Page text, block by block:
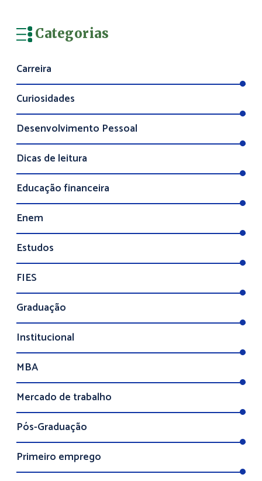
Categorias
Carreira
Curiosidades
Desenvolvimento Pessoal
Dicas de leitura
Educação financeira
Enem
Estudos
FIES
Graduação
Institucional
MBA
Mercado de trabalho
Pós-Graduação
Primeiro emprego